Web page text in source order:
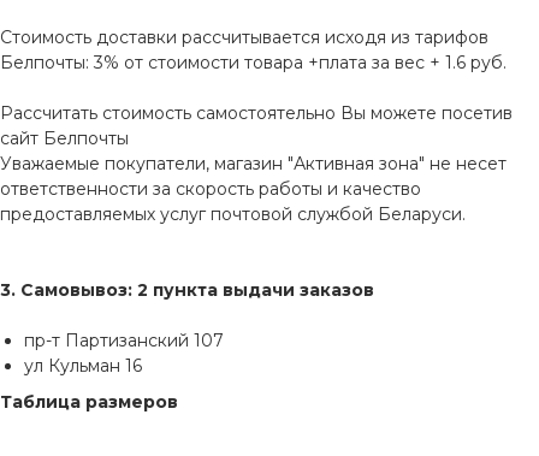
Стоимость доставки рассчитывается исходя из тарифов
Белпочты: 3% от стоимости товара +плата за вес + 1.6 руб.
Рассчитать стоимость самостоятельно Вы можете посетив
сайт Белпочты
Уважаемые покупатели, магазин "Активная зона" не несет
ответственности за скорость работы и качество
предоставляемых услуг почтовой службой Беларуси.
3. Самовывоз: 2 пункта выдачи заказов
пр-т Партизанский 107
ул Кульман 16
Таблица размеров